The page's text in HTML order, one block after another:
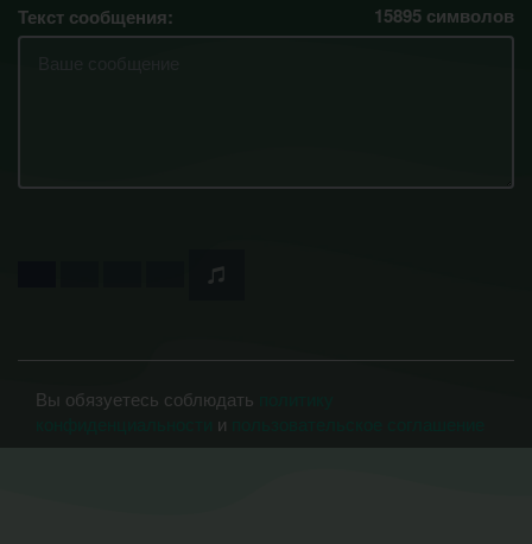
Текст сообщения: 15895 символов
Вы обязуетесь соблюдать
и